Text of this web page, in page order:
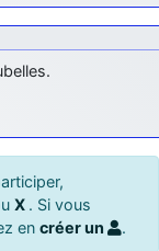
X . Si vous
en créer un .